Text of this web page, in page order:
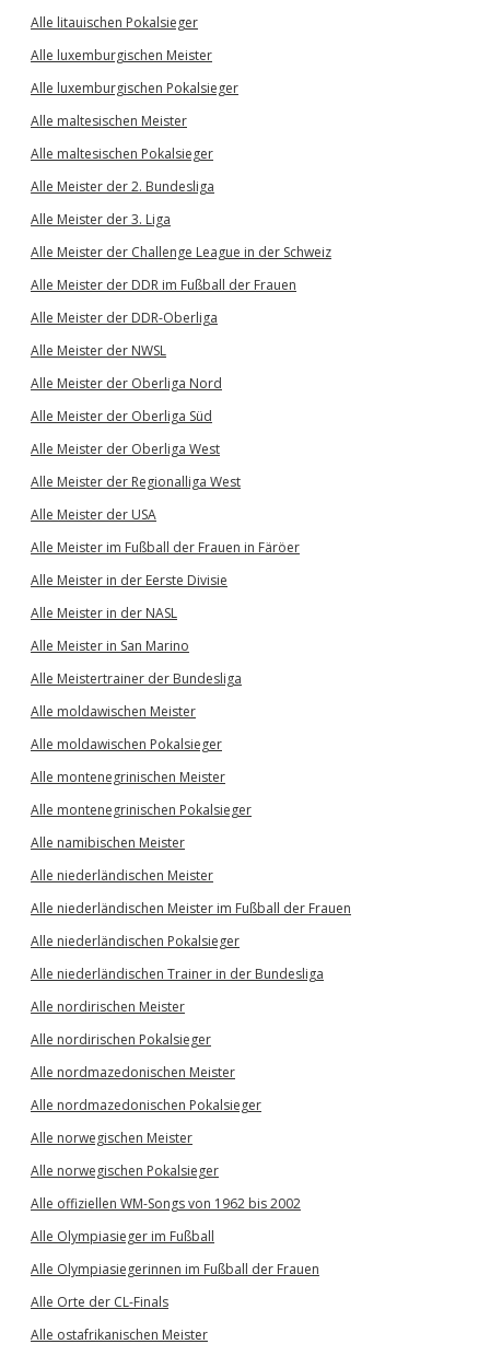
Alle litauischen Pokalsieger
Alle luxemburgischen Meister
Alle luxemburgischen Pokalsieger
Alle maltesischen Meister
Alle maltesischen Pokalsieger
Alle Meister der 2. Bundesliga
Alle Meister der 3. Liga
Alle Meister der Challenge League in der Schweiz
Alle Meister der DDR im Fußball der Frauen
Alle Meister der DDR-Oberliga
Alle Meister der NWSL
Alle Meister der Oberliga Nord
Alle Meister der Oberliga Süd
Alle Meister der Oberliga West
Alle Meister der Regionalliga West
Alle Meister der USA
Alle Meister im Fußball der Frauen in Färöer
Alle Meister in der Eerste Divisie
Alle Meister in der NASL
Alle Meister in San Marino
Alle Meistertrainer der Bundesliga
Alle moldawischen Meister
Alle moldawischen Pokalsieger
Alle montenegrinischen Meister
Alle montenegrinischen Pokalsieger
Alle namibischen Meister
Alle niederländischen Meister
Alle niederländischen Meister im Fußball der Frauen
Alle niederländischen Pokalsieger
Alle niederländischen Trainer in der Bundesliga
Alle nordirischen Meister
Alle nordirischen Pokalsieger
Alle nordmazedonischen Meister
Alle nordmazedonischen Pokalsieger
Alle norwegischen Meister
Alle norwegischen Pokalsieger
Alle offiziellen WM-Songs von 1962 bis 2002
Alle Olympiasieger im Fußball
Alle Olympiasiegerinnen im Fußball der Frauen
Alle Orte der CL-Finals
Alle ostafrikanischen Meister